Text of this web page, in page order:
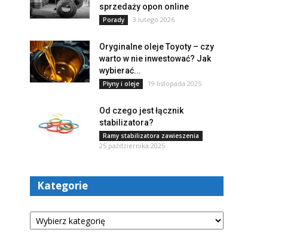
sprzedaży opon online
Porady 3 lutego 2026
Oryginalne oleje Toyoty – czy
warto w nie inwestować? Jak
wybierać...
Płyny i oleje 19 listopada 2025
Od czego jest łącznik
stabilizatora?
Ramy stabilizatora zawieszenia
25 października 2025
Kategorie
Kategorie